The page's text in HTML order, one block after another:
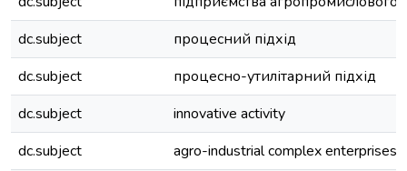
dc.subject
процесний підхід
dc.subject
процесно-утилітарний підхід
dc.subject
innovative activity
dc.subject
agro-industrial complex enterprises